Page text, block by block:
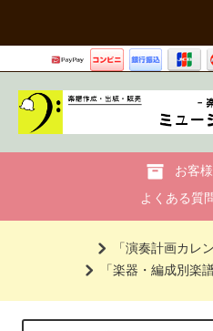
お客
よくある質
「演奏計画カレ
「楽器・編成別楽